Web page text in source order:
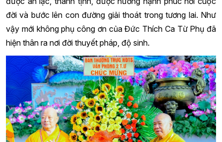
đời và bước lên con đường giải thoát trong tương lai. Như
vậy mới không phụ công ơn của Đức Thích Ca Từ Phụ đã
hiện thân ra nơi đời thuyết pháp, độ sinh.